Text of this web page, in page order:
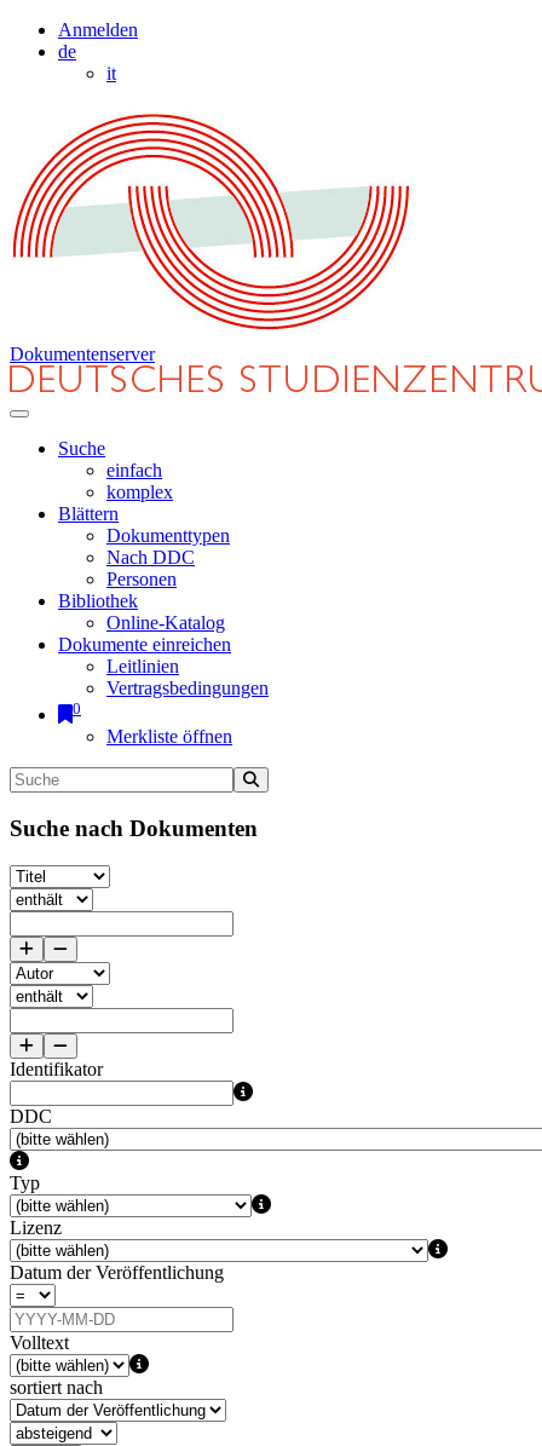
Anmelden
de
it
Dokumentenserver
Suche
einfach
komplex
Blättern
Dokumenttypen
Nach DDC
Personen
Bibliothek
Online-Katalog
Dokumente einreichen
Leitlinien
Vertragsbedingungen
0
Merkliste öffnen
Suche nach Dokumenten
Identifikator
DDC
Typ
Lizenz
Datum der Veröffentlichung
Volltext
sortiert nach